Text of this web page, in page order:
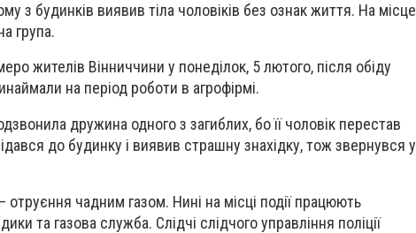
з будинків виявив тіла чоловіків без ознак життя. На місце
група.
жителів Вінниччини у понеділок, 5 лютого, після обіду
на період роботи в агрофірмі.
дружина одного з загиблих, бо її чоловік перестав
до будинку і виявив страшну знахідку, тож звернувся у
отруєння чадним газом. Нині на місці події працюють
та газова служба. Слідчі слідчого управління поліції